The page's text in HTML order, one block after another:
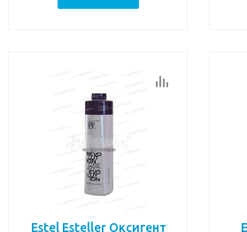
Estel Esteller Оксигент